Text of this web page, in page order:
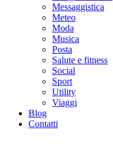
Messaggistica
Meteo
Moda
Musica
Posta
Salute e fitness
Social
Sport
Utility
Viaggi
Blog
Contatti